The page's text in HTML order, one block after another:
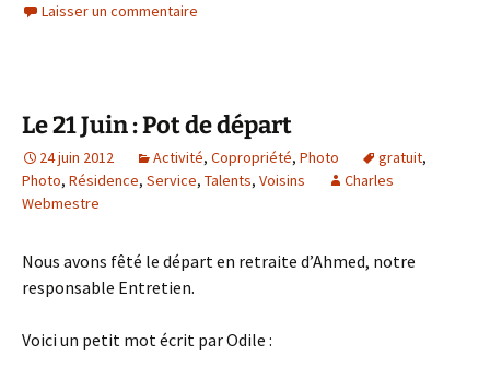
Laisser un commentaire
Le 21 Juin : Pot de départ
24 juin 2012 Activité, Copropriété, Photo gratuit,
Photo, Résidence, Service, Talents, Voisins
Charles
Webmestre
Nous avons fêté le départ en retraite d’Ahmed, notre
responsable Entretien.
Voici un petit mot écrit par Odile :